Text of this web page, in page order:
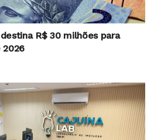
R$ 30 milhões para
2026